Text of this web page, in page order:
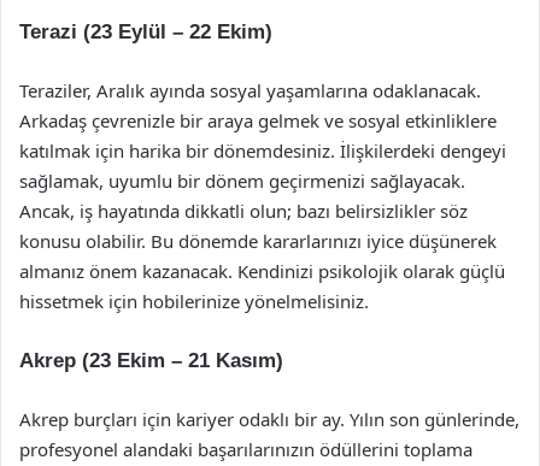
Terazi (23 Eylül – 22 Ekim)
Teraziler, Aralık ayında sosyal yaşamlarına odaklanacak.
Arkadaş çevrenizle bir araya gelmek ve sosyal etkinliklere
katılmak için harika bir dönemdesiniz. İlişkilerdeki dengeyi
sağlamak, uyumlu bir dönem geçirmenizi sağlayacak.
Ancak, iş hayatında dikkatli olun; bazı belirsizlikler söz
konusu olabilir. Bu dönemde kararlarınızı iyice düşünerek
almanız önem kazanacak. Kendinizi psikolojik olarak güçlü
hissetmek için hobilerinize yönelmelisiniz.
Akrep (23 Ekim – 21 Kasım)
Akrep burçları için kariyer odaklı bir ay. Yılın son günlerinde,
profesyonel alandaki başarılarınızın ödüllerini toplama